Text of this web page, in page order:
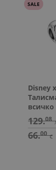
SALE
Disney
всичко
129.08
66.00 €